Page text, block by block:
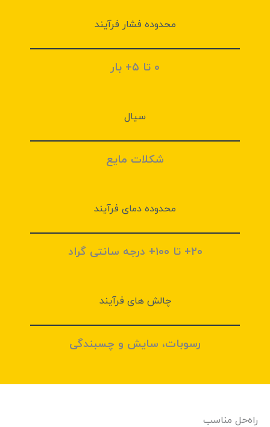
محدوده فشار فرآیند
۰ تا ۵+ بار
سیال
شکلات مایع
محدوده دمای فرآیند
۲۰+ تا ۱۰۰+ درجه سانتی گراد
چالش های فرآيند
رسوبات، سایش و چسبندگی
راه‌حل مناسب